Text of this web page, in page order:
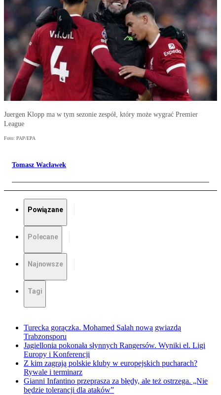
Juergen Klopp ma w tym sezonie zespół, który może wygrać Premier
League
Foto: PAP/EPA
Tomasz Wacławek
Powiązane
Polecane
Najnowsze
Tagi
Turecka gorączka. Mohamed Salah nową gwiazdą
Trabzonsporu
Jagiellonia pokonała słynnych Rangersów. Wyniki el. Ligi
Europy i Konferencji
Z kim zagrają polskie kluby w europejskich pucharach?
Rywale i terminarz
Gianni Infantino przeprasza za błędy, ale też ostrzega. „Nie
będzie tolerancji dla ataków”